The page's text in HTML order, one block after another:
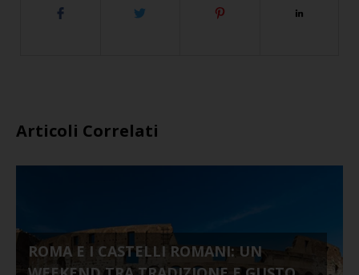
Articoli Correlati
ROMA E I CASTELLI ROMANI: UN